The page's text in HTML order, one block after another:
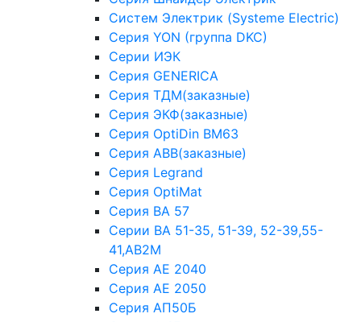
Систем Электрик (Systeme Electric)
Серия YON (группа DKC)
Серии ИЭК
Серия GENERICA
Серия ТДМ(заказные)
Серия ЭКФ(заказные)
Серия OptiDin BM63
Серия АВВ(заказные)
Серия Legrand
Серия OptiMat
Серия ВА 57
Серии ВА 51-35, 51-39, 52-39,55-
41,АВ2М
Серия АЕ 2040
Серия АЕ 2050
Серия АП50Б